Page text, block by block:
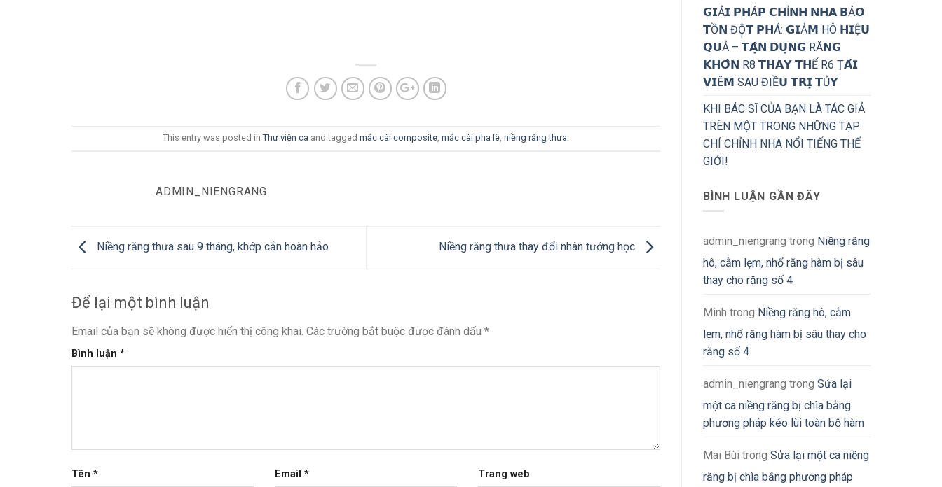
This entry was posted in Thư viện ca and tagged mắc cài composite, mắc cài pha lê, niềng răng thưa.
ADMIN_NIENGRANG
Niềng răng thưa sau 9 tháng, khớp cắn hoàn hảo Niềng răng thưa thay đổi nhân tướng học
Để lại một bình luận
Email của bạn sẽ không được hiển thị công khai. Các trường bắt buộc được đánh dấu *
Bình luận *
Tên * Email * Trang web
𝗚𝗜Ả𝗜 𝗣𝗛Á𝗣 𝗖𝗛Ỉ𝗡𝗛 𝗡𝗛𝗔 𝗕Ả𝗢
𝗧Ồ𝗡 ĐỘ̣𝗧 𝗣𝗛Á: 𝗚𝗜Ả𝗠 HÔ 𝗛𝗜Ệ𝗨
𝗤𝗨Ả – 𝗧𝗔̣̂𝗡 𝗗𝗨̣𝗡𝗚 RĂ𝗡𝗚
𝗞𝗛𝗢̂𝗡 R8 𝗧𝗛𝗔𝗬 𝗧𝗛Ế R6 Ṭ𝗔́𝗜
𝗩𝗜Ê𝗠 SAU ĐIỀ𝗨 𝗧𝗥𝗜̣ 𝗧Ủ𝗬
KHI BÁC SĨ CỦA BẠN LÀ TÁC GIẢ
TRÊN MỘT TRONG NHỮNG TẠP
CHÍ CHỈNH NHA NỔI TIẾNG THẾ
GIỚI!
BÌNH LUẬN GẦN ĐÂY
admin_niengrang trong Niềng răng
hô, cằm lẹm, nhổ răng hàm bị sâu
thay cho răng số 4
Minh trong Niềng răng hô, cằm
lẹm, nhổ răng hàm bị sâu thay cho
răng số 4
admin_niengrang trong Sửa lại
một ca niềng răng bị chìa bằng
phương pháp kéo lùi toàn bộ hàm
Mai Bùi trong Sửa lại một ca niềng
răng bị chìa bằng phương pháp